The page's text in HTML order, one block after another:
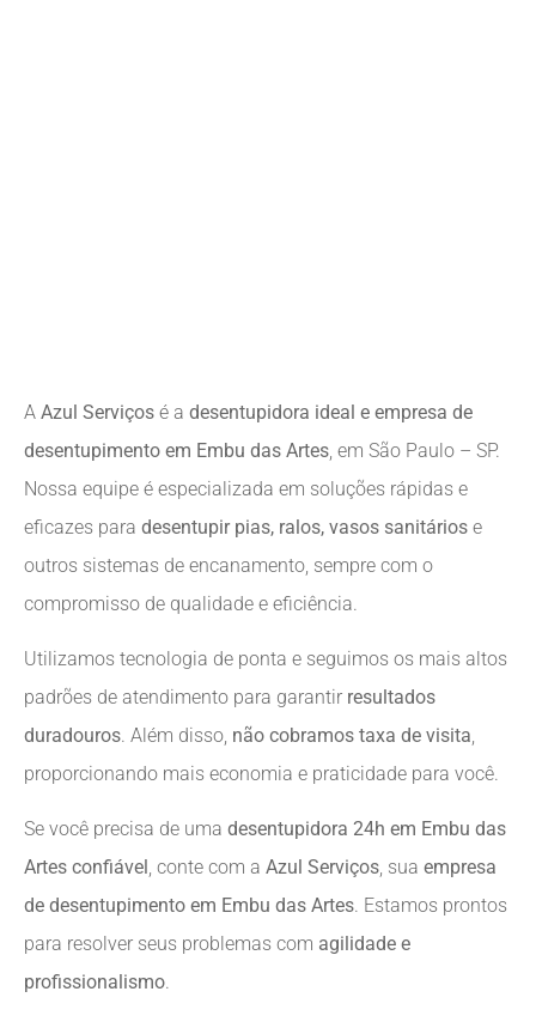
A Azul Serviços é a desentupidora ideal e empresa de
desentupimento em Embu das Artes , em São Paulo – SP.
Nossa equipe é especializada em soluções rápidas e
eficazes para desentupir pias, ralos, vasos sanitários e
outros sistemas de encanamento, sempre com o
compromisso de qualidade e eficiência.
Utilizamos tecnologia de ponta e seguimos os mais altos
padrões de atendimento para garantir resultados
duradouros. Além disso, não cobramos taxa de visita,
proporcionando mais economia e praticidade para você.
Se você precisa de uma desentupidora 24h em Embu das
Artes confiável , conte com a Azul Serviços, sua empresa
de desentupimento em Embu das Artes. Estamos prontos
para resolver seus problemas com agilidade e
profissionalismo.